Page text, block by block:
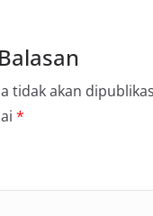
tidak akan
*